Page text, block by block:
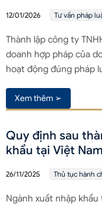
12/01/2026 Tư vấn pháp
Thành lập công ty
doanh hợp pháp của
hoạt động đúng pháp
Xem thêm ➢
Quy định sau
khẩu tại Việt Nam
26/11/2025 Thủ tục hành
Ngành xuất nhập